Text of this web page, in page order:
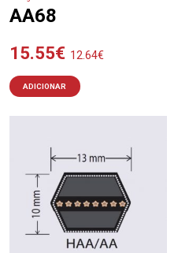
AA68
15.55€ 12.64€
ADICIONAR